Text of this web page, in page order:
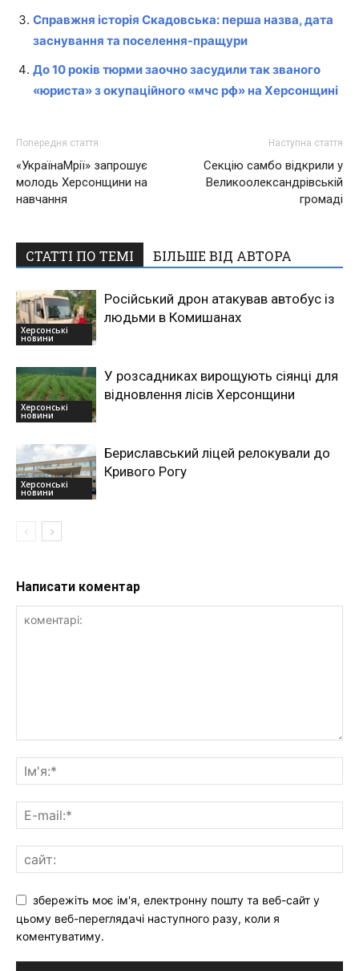
Справжня історія Скадовська: перша назва, дата
заснування та поселення-пращури
До 10 років тюрми заочно засудили так званого
«юриста» з окупаційного «мчс рф» на Херсонщині
Попередня стаття
«УкраїнаМрії» запрошує
молодь Херсонщини на
навчання
Наступна стаття
Секцію самбо відкрили у
Великоолександрівській
громаді
СТАТТІ ПО ТЕМІ БІЛЬШЕ ВІД АВТОРА
Херсонські
новини
Російський дрон атакував автобус із
людьми в Комишанах
Херсонські
новини
У розсадниках вирощують сіянці для
відновлення лісів Херсонщини
Херсонські
новини
Бериславський ліцей релокували до
Кривого Рогу
Написати коментар
збережіть моє ім'я, електронну пошту та веб-сайт у
цьому веб-переглядачі наступного разу, коли я
коментуватиму.